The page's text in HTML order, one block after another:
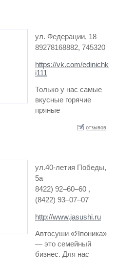
ул. Федерации, 18
89278168882, 745320
https://vk.com/edinichk
i111
Только у нас самые
вкусные горячие
пряные
ное вегетарианское
Бизнес-ланч,
проведение
мероприятий и отдых
в приятной уютной
обстановке.…
отзывов
ул.40-летия Победы,
5а
8422) 92‒60‒60 ,
(8422) 93‒07‒07
http://www.jasushi.ru
Автосуши «Японика»
— это семейный
бизнес. Для нас